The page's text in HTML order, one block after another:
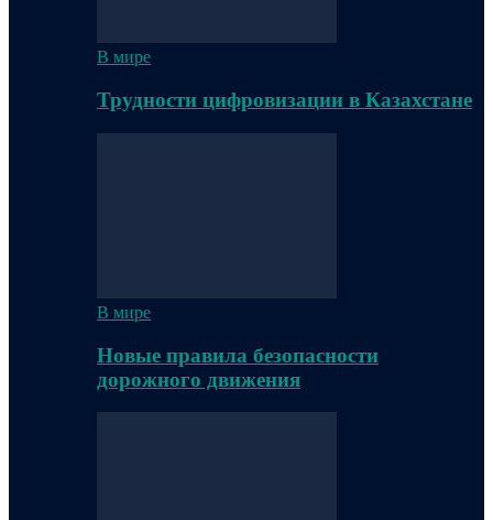
В мире
Трудности цифровизации в Казахстане
В мире
Новые правила безопасности
дорожного движения